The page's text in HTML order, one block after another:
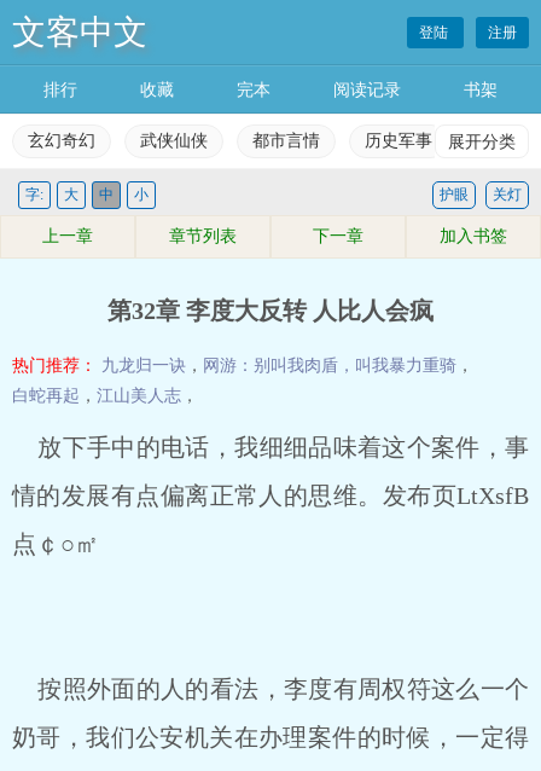
文客中文 登陆 注册
排行 收藏 完本 阅读记录 书架
玄幻奇幻 武侠仙侠 都市言情 历史军事 科幻灵
展开分类
玄幻奇幻 历史军事
科幻灵异 网游竞技 女生频道 完本小说
收藏榜单 永久书架
字: 大 中 小 关灯
护眼
上一章 章节列表 下一章 加入书签
第32章 李度大反转 人比人会疯
热门推荐： 九龙归一诀 ， 网游：别叫我肉盾，叫我暴力重骑 ，
白蛇再起 ， 江山美人志 ，
放下手中的电话，我细细品味着这个案件，事
情的发展有点偏离正常人的思维。发布页LtXsfB
点￠○㎡
按照外面的人的看法，李度有周权符这么一个
奶哥，我们公安机关在办理案件的时候，一定得